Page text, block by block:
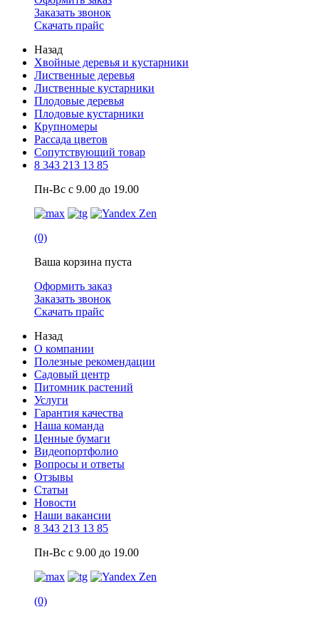
Заказать звонок
Скачать прайс
Назад
Хвойные деревья и кустарники
Лиственные деревья
Лиственные кустарники
Плодовые деревья
Плодовые кустарники
Крупномеры
Рассада цветов
Сопутствующий товар
8 343 213 13 85
Пн-Вс с 9.00 до 19.00
(0)
Ваша корзина пуста
Оформить заказ
Заказать звонок
Скачать прайс
Назад
О компании
Полезные рекомендации
Садовый центр
Питомник растений
Услуги
Гарантия качества
Наша команда
Ценные бумаги
Видеопортфолио
Вопросы и ответы
Отзывы
Статьи
Новости
Наши вакансии
8 343 213 13 85
Пн-Вс с 9.00 до 19.00
(0)